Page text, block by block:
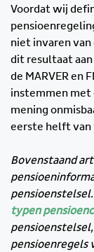
Voordat wij
niet invaren
dit resultaat aan
de MARVER en
instemmen met
mening
eerste helft van
Bovenstaand
typen
pensioenstelsel,
pensioenregels